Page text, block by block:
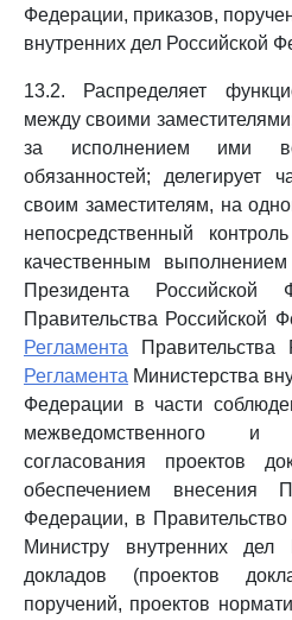
Федерации, приказов,
внутренних дел Российской
13.2. Распределяет
между своими
за исполнением ими
обязанностей; делегирует
своим заместителям, на
непосредственный
качественным
Президента Российской
Правительства Российской
Регламента Правительства
Регламента Министерства
Федерации в части
межведомственного и
согласования проектов
обеспечением внесения
Федерации, в
Министру внутренних дел
докладов (проектов
поручений, проектов